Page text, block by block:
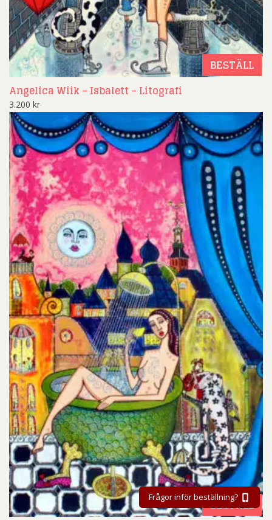
BESTÄLL
Angelica Wiik – Isbalett – Litografi
3.200 kr
BESTÄLL
Frågor inför beställning?